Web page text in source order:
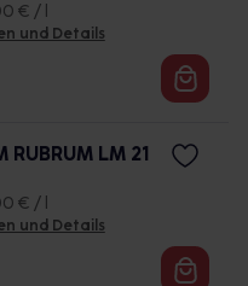
€ / l
und Details
RUBRUM LM 21
€ / l
und Details